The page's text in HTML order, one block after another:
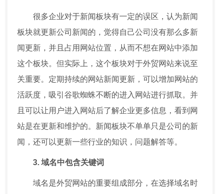
很多企业对于新闻板块有一定的误区，认为新闻
板块就更新公司新闻的，觉得自己公司没有那么多新
闻更新，并且占用网站位置，从而不想在网站中添加
这个板块。但实际上，这个板块对于外贸网站来说至
关重要。定期持续的网站新闻更新，可以增加网站的
活跃度，吸引谷歌蜘蛛不断的进入网站进行抓取。并
且可以让用户进入网站后了解企业更多信息，看到网
站是在更新和维护的。新闻板块不单单只是公司的新
闻，还可以更新一些行业的知识，问题解答等。
3. 域名中包含关键词
域名是外贸网站的重要组成部分，在选择域名时